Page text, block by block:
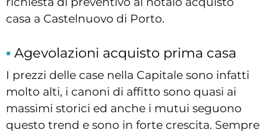
casa a Castelnuovo di Porto.
Agevolazioni acquisto prima casa
I prezzi delle case nella Capitale sono infatti
molto alti, i canoni di affitto sono quasi ai
massimi storici ed anche i mutui seguono
questo trend e sono in forte crescita. Sempre